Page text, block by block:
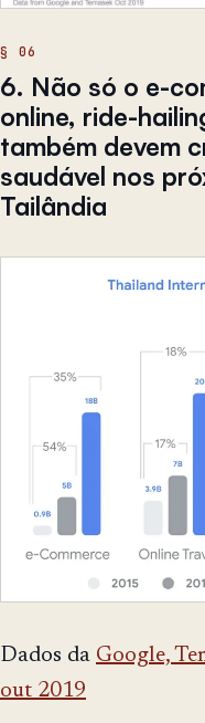
6. Não só o e-
online, ride-
também devem
saudável nos
Tailândia
Dados da Google,
out 2019